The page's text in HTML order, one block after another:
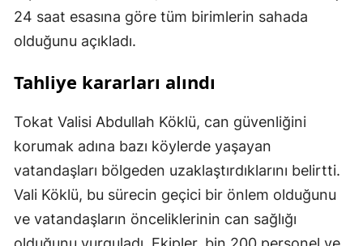
24 saat esasına göre tüm birimlerin sahada
olduğunu açıkladı.
Tahliye kararları alındı
Tokat Valisi Abdullah Köklü, can güvenliğini
korumak adına bazı köylerde yaşayan
vatandaşları bölgeden uzaklaştırdıklarını belirtti.
Vali Köklü, bu sürecin geçici bir önlem olduğunu
ve vatandaşların önceliklerinin can sağlığı